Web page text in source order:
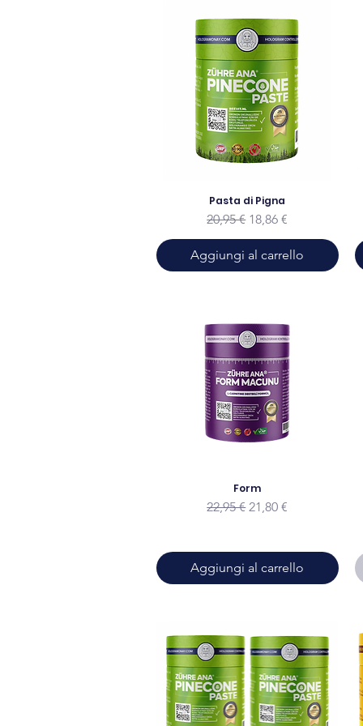
Pasta di Pigna
Prezzo regolare
20,95 € Prezzo scontato
18,86 €
Aggiungi al carrello
Form
Prezzo regolare
22,95 € Prezzo scontato
21,80 €
Aggiungi al carrello